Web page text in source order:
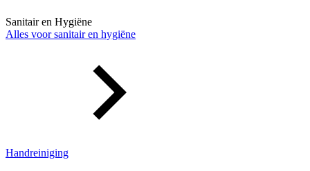
Sanitair en Hygiëne
Alles voor sanitair en hygiëne
Handreiniging